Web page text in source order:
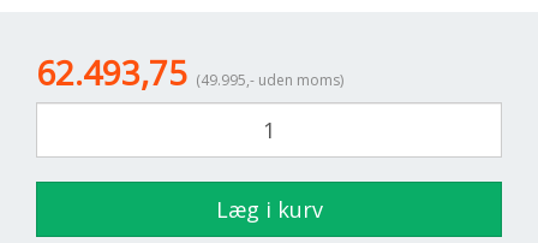
62.493,75 (49.995,- uden moms)
Læg i kurv